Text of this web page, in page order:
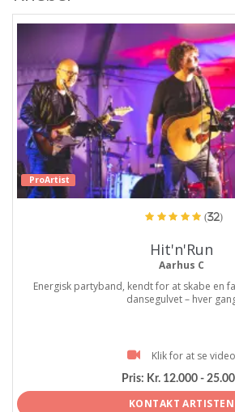
ProArtist
(32)
Hit'n'Run
Aarhus C
Energisk partyband, kendt for at skabe en
dansegulvet – hver
Klik for at se video
Pris: Kr. 12.000 -
KONTAKT ARTISTEN